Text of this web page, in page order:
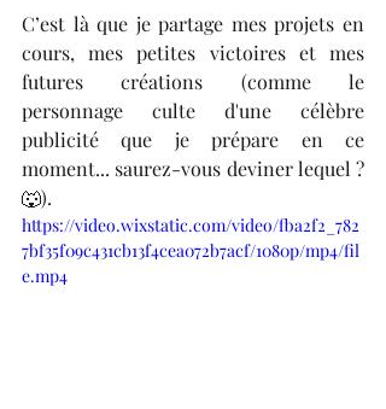
​C’est là que je partage mes projets en
cours, mes petites victoires et mes
futures créations (comme le
personnage culte d'une célèbre
publicité que je prépare en ce
moment... saurez-vous deviner lequel ?
🐺).
https://video.wixstatic.com/video/fba2f2_782
7bf35f09c431cb13f4cea072b7acf/1080p/mp4/fil
e.mp4